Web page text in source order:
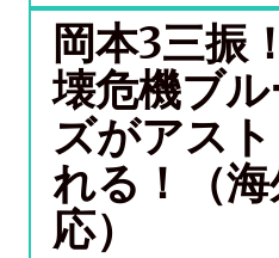
岡本3三振
壊危機ブ
ズがアス
れる！（
応）